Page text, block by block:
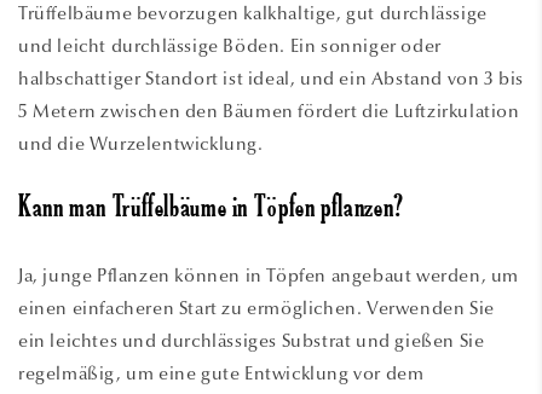
Trüffelbäume bevorzugen kalkhaltige, gut durchlässige
und leicht durchlässige Böden. Ein sonniger oder
halbschattiger Standort ist ideal, und ein Abstand von 3 bis
5 Metern zwischen den Bäumen fördert die Luftzirkulation
und die Wurzelentwicklung.
Kann man Trüffelbäume in Töpfen pflanzen?
Ja, junge Pflanzen können in Töpfen angebaut werden, um
einen einfacheren Start zu ermöglichen. Verwenden Sie
ein leichtes und durchlässiges Substrat und gießen Sie
regelmäßig, um eine gute Entwicklung vor dem